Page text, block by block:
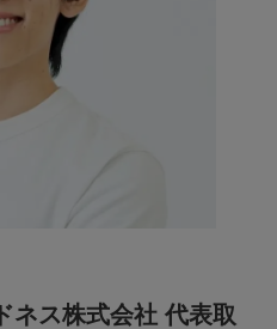
ネス株式会社 代表取